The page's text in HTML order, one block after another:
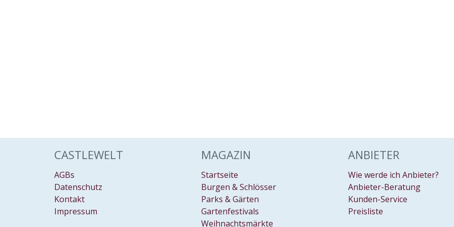
CASTLEWELT
AGBs
Datenschutz
Kontakt
Impressum
MAGAZIN
Startseite
Burgen & Schlösser
Parks & Gärten
Gartenfestivals
Weihnachtsmärkte
ANBIETER
Wie werde ich Anbieter?
Anbieter-Beratung
Kunden-Service
Preisliste